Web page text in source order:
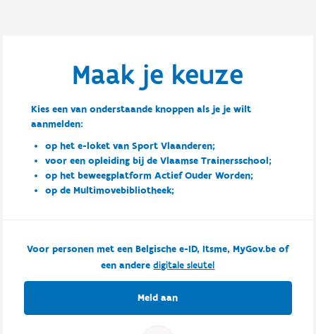
Maak je keuze
Kies een van onderstaande knoppen als je je wilt
aanmelden:
op het e-loket van Sport Vlaanderen;
voor een opleiding bij de Vlaamse Trainersschool;
op het beweegplatform Actief Ouder Worden;
op de Multimovebibliotheek;
Voor personen met een Belgische e-ID, Itsme, MyGov.be of
een anderedigitale sleutel
Meld aan